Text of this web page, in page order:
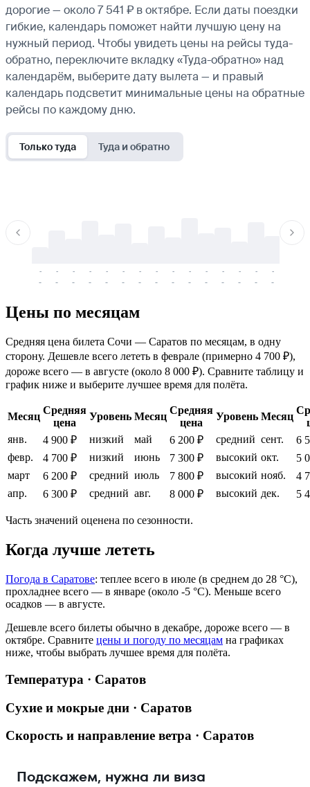
дорогие — около 7 541 ₽ в октябре. Если даты поездки
гибкие, календарь поможет найти лучшую цену на
нужный период. Чтобы увидеть цены на рейсы туда-
обратно, переключите вкладку «Туда-обратно» над
календарём, выберите дату вылета — и правый
календарь подсветит минимальные цены на обратные
рейсы по каждому дню.
Только туда Туда и обратно
-
-
-
-
-
-
-
-
-
-
-
-
-
-
-
-
-
-
-
-
-
-
-
-
-
-
-
-
-
-
Цены по месяцам
Средняя цена билета Сочи — Саратов по месяцам, в одну
сторону. Дешевле всего лететь в феврале (примерно 4 700 ₽),
дороже всего — в августе (около 8 000 ₽). Сравните таблицу и
график ниже и выберите лучшее время для полёта.
Месяц
Средняя
цена
Уровень Месяц
Средняя
цена
Уровень Месяц
янв.
4 900 ₽ низкий май 6 200 ₽ средний сент.
6
февр.
4 700 ₽ низкий июнь 7 300 ₽ высокий окт.
5
март
6 200 ₽ средний июль 7 800 ₽ высокий нояб.
4
апр.
6 300 ₽ средний авг. 8 000 ₽ высокий дек. 5
Часть значений оценена по сезонности.
Когда лучше лететь
Погода в Саратове: теплее всего в июле (в среднем до 28 °C),
прохладнее всего — в январе (около -5 °C). Меньше всего
осадков — в августе.
Дешевле всего билеты обычно в декабре, дороже всего — в
октябре. Сравните цены и погоду по месяцам на графиках
ниже, чтобы выбрать лучшее время для полёта.
Температура · Саратов
Сухие и мокрые дни · Саратов
Скорость и направление ветра · Саратов
Подскажем, нужна ли виза